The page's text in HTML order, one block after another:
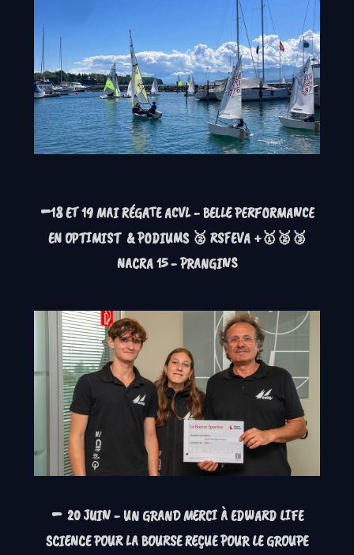
-18 ET 19 MAI RÉGATE ACVL - BELLE PERFORMANCE
EN OPTIMIST & PODIUMS 🥈 RSFEVA +🥇🥈🥉
NACRA 15- PRANGINS
- 20 JUIN - UN GRAND MERCI À EDWARD LIFE
SCIENCE POUR LA BOURSE REÇUE POUR LE GROUPE